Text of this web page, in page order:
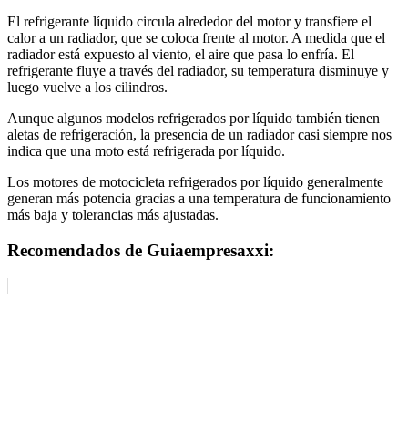
El refrigerante líquido circula alrededor del motor y transfiere el
calor a un radiador, que se coloca frente al motor. A medida que el
radiador está expuesto al viento, el aire que pasa lo enfría. El
refrigerante fluye a través del radiador, su temperatura disminuye y
luego vuelve a los cilindros.
Aunque algunos modelos refrigerados por líquido también tienen
aletas de refrigeración, la presencia de un radiador casi siempre nos
indica que una moto está refrigerada por líquido.
Los motores de motocicleta refrigerados por líquido generalmente
generan más potencia gracias a una temperatura de funcionamiento
más baja y tolerancias más ajustadas.
Recomendados de Guiaempresaxxi: